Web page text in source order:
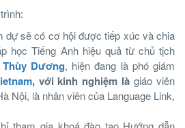
dự sẽ có cơ hội được tiếp xúc và chia
học Tiếng Anh hiệu quả từ chủ tịch
Dương, hiện đang là phó giám
, với kinh nghiệm là giáo viên
Nội, là nhân viên của Language Link,